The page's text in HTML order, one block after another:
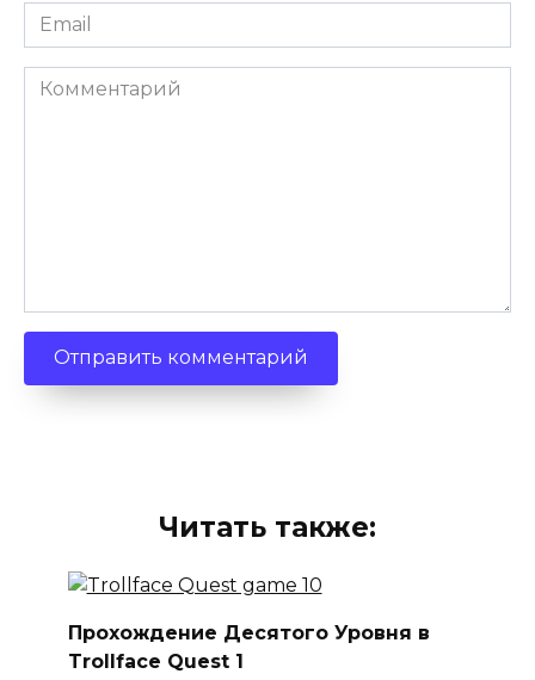
Email
*
Комментарий
Читать также:
Прохождение Десятого Уровня в
Trollface Quest 1